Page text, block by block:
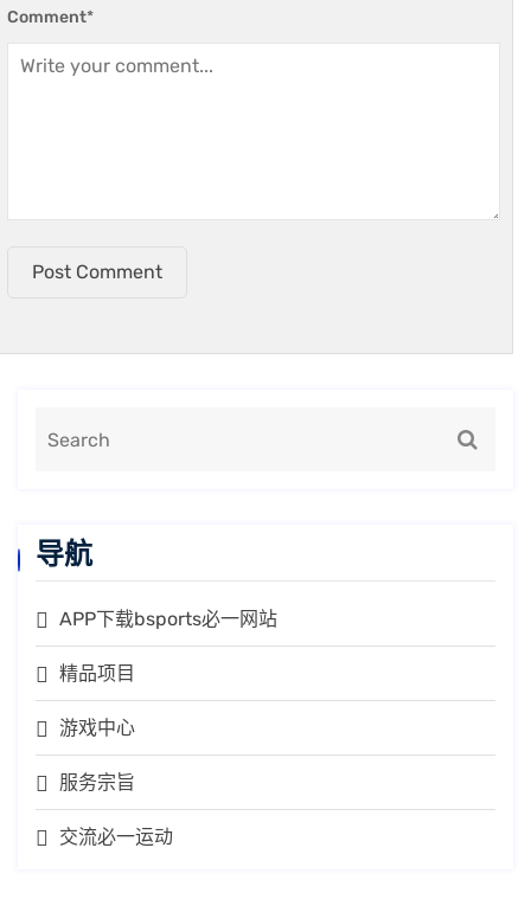
Comment*
Post Comment
导航
APP下载bsports必一网站
精品项目
游戏中心
服务宗旨
交流必一运动